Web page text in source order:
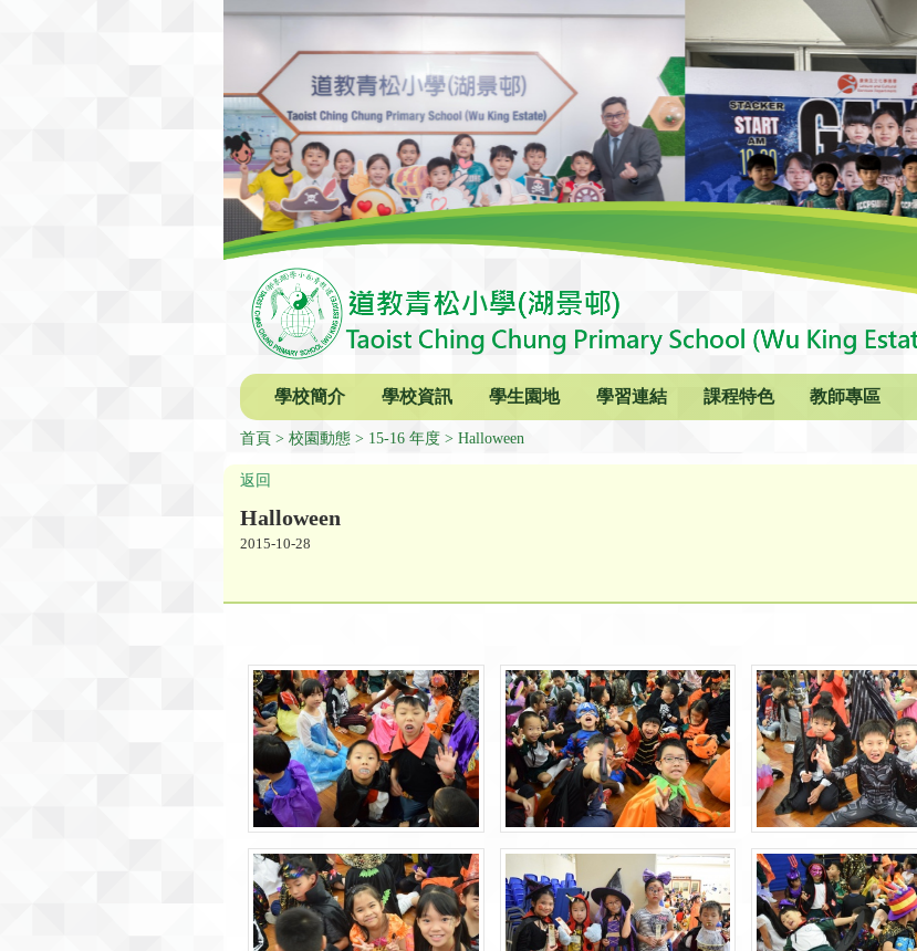
學校簡介 學校資訊 學生園地 學習連結 課程特色 教師專區
首頁 校園動態 15-16 年度 Halloween
返回
Halloween
2015-10-28